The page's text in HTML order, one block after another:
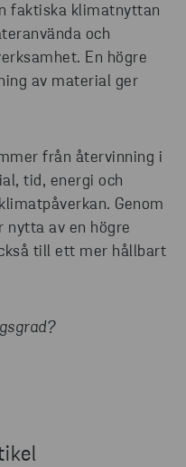
faktiska klimatnyttan
och
En högre
av material ger
från återvinning i
tid, energi och
Genom
av en högre
till ett mer hållbart